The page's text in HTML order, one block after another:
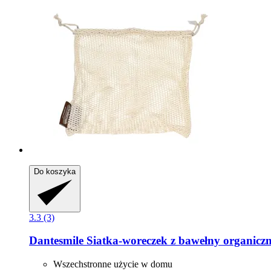
Do koszyka
3.3 (3)
Dantesmile Siatka-​woreczek z bawełny
Wszechstronne użycie w domu